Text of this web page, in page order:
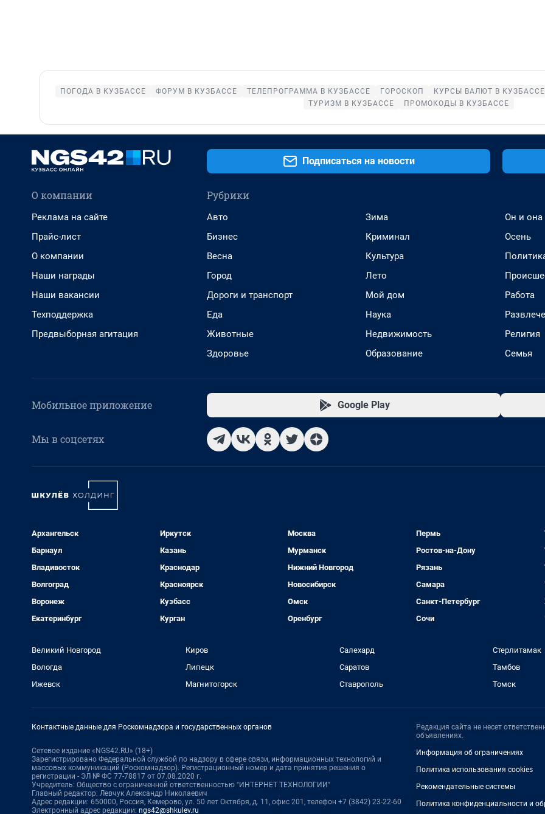
ПОГОДА В КУЗБАССЕ ФОРУМ В КУЗБАССЕ ТЕЛЕПРОГРАММА В КУЗБАССЕ ГОРОСКОП КУРСЫ ВАЛЮТ В КУЗБАССЕ
ТУРИЗМ В КУЗБАССЕ
ПРОМОКОДЫ В КУЗБАССЕ
Подписаться на новости
О компании
Реклама на сайте
Прайс-лист
О компании
Наши награды
Наши вакансии
Техподдержка
Предвыборная агитация
Рубрики
Авто
Бизнес
Весна
Город
Дороги и транспорт
Еда
Животные
Здоровье
Зима
Криминал
Культура
Лето
Мой дом
Наука
Недвижимость
Образование
Он и она
Осень
Работа
Религия
Семья
Мобильное приложение Google Play
Мы в соцсетях
Архангельск
Барнаул
Владивосток
Волгоград
Воронеж
Екатеринбург
Иркутск
Казань
Краснодар
Красноярск
Кузбасс
Курган
Москва
Мурманск
Нижний Новгород
Новосибирск
Омск
Оренбург
Пермь
Ростов-на-Дону
Рязань
Самара
Санкт-Петербург
Сочи
Великий Новгород
Вологда
Ижевск
Киров
Липецк
Магнитогорск
Салехард
Саратов
Ставрополь
Стерлитамак
Тамбов
Томск
Контактные данные для Роскомнадзора и государственных органов
Сетевое издание «NGS42.RU» (18+)
Зарегистрировано Федеральной службой по надзору в сфере связи, информационных технологий и
массовых коммуникаций (Роскомнадзор). Регистрационный номер и дата принятия решения о
регистрации - ЭЛ № ФС 77-78817 от 07.08.2020 г.
Учредитель: Общество с ограниченной ответственностью "ИНТЕРНЕТ ТЕХНОЛОГИИ"
Главный редактор: Левчук Александр Николаевич
Адрес редакции: 650000, Россия, Кемерово, ул. 50 лет Октября, д. 11, офис 201, телефон +7 (3842) 23-22-60
Электронный адрес редакции: ngs42@shkulev.ru
Редакция сайта не несет
объявлениях.
Информация об ограничениях
Политика использования cookies
Рекомендательные системы
Политика конфиденциальности и